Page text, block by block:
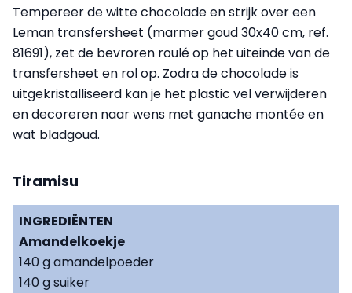
Tempereer de witte chocolade en strijk over een
Leman transfersheet (marmer goud 30x40 cm, ref.
81691), zet de bevroren roulé op het uiteinde van de
transfersheet en rol op. Zodra de chocolade is
uitgekristalliseerd kan je het plastic vel verwijderen
en decoreren naar wens met ganache montée en
wat bladgoud.
Tiramisu
INGREDIËNTEN
Amandelkoekje
140 g amandelpoeder
140 g suiker